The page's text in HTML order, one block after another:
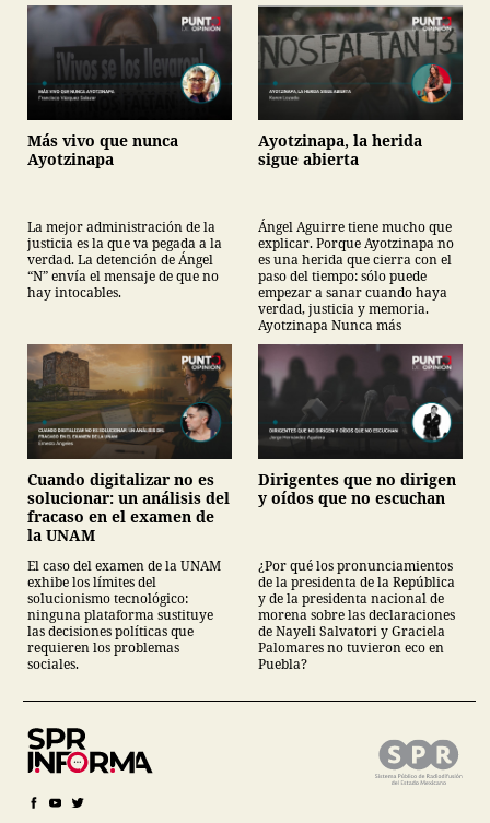
Más vivo que nunca
Ayotzinapa
La mejor administración de la
justicia es la que va pegada a la
verdad. La detención de Ángel
“N” envía el mensaje de que no
hay intocables.
Ayotzinapa, la herida
sigue abierta
Ángel Aguirre tiene mucho que
explicar. Porque Ayotzinapa no
es una herida que cierra con el
paso del tiempo: sólo puede
empezar a sanar cuando haya
verdad, justicia y memoria.
Ayotzinapa Nunca más
Cuando digitalizar no es
solucionar: un análisis del
fracaso en el examen de
la UNAM
El caso del examen de la UNAM
exhibe los límites del
solucionismo tecnológico:
ninguna plataforma sustituye
las decisiones políticas que
requieren los problemas
sociales.
Dirigentes que no dirigen
y oídos que no escuchan
¿Por qué los pronunciamientos
de la presidenta de la República
y de la presidenta nacional de
morena sobre las declaraciones
de Nayeli Salvatori y Graciela
Palomares no tuvieron eco en
Puebla?